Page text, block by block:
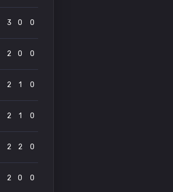
3 0 0
2 0 0
2 1 0
2 1 0
2 2 0
2 0 0